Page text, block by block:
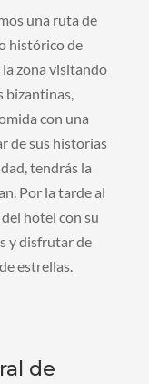
una ruta de
histórico de
zona visitando
bizantinas,
con una
de sus historias
tendrás la
Por la tarde al
hotel con su
y disfrutar de
estrellas.
de